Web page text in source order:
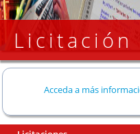
Licitación
Acceda a más